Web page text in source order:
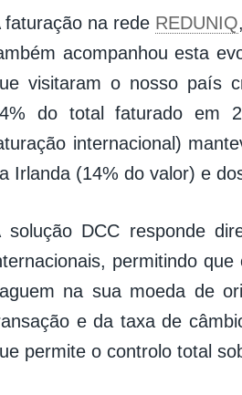
faturação na rede REDUNIQ
acompanhou esta
visitaram o nosso país
do total faturado em
internacional)
Irlanda (14% do valor) e
solução DCC responde
permitindo
na sua moeda de
e da taxa de
permite o controlo total